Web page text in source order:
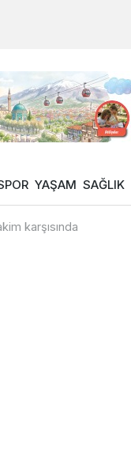
YAŞAM SAĞLIK
karşısında